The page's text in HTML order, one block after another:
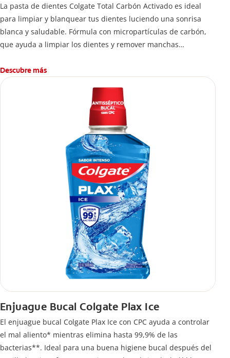
La pasta de dientes Colgate Total Carbón Activado es ideal
para limpiar y blanquear tus dientes luciendo una sonrisa
blanca y saludable. Fórmula con micropartículas de carbón,
que ayuda a limpiar los dientes y remover manchas
¿Qué hace el carbón activado en una pasta dental y por qué
se usa para ayudar a remover manchas superficiales?
También encontrarás cómo incluirla en tu rutina, en casa o de
viaje, con tips de cepillado para una sonrisa sana.
Descubre más
Enjuague Bucal Colgate Plax Ice
El enjuague bucal Colgate Plax Ice con CPC ayuda a controlar
el mal aliento* mientras elimina hasta 99,9% de las
bacterias**. Ideal para una buena higiene bucal después del